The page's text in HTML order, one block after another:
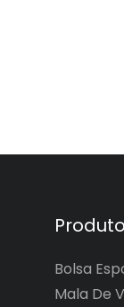
Bolsa
Mala De